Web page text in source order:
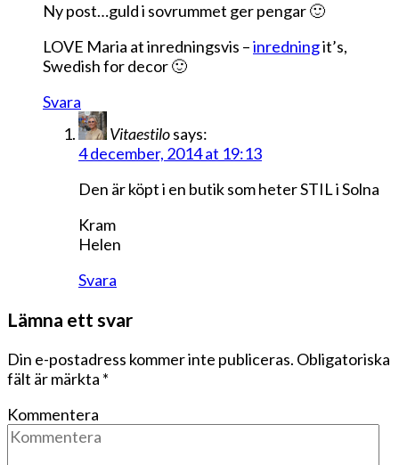
Ny post…guld i sovrummet ger pengar 🙂
LOVE Maria at inredningsvis –inredningit’s,
Swedish for decor 🙂
Svara
Vitaestilosays:
4 december, 2014 at 19:13
Den är köpt i en butik som heter STIL i Solna
Kram
Helen
Svara
Lämna ett svar
Din e-postadress kommer inte publiceras. Obligatoriska
fält är märkta *
Kommentera